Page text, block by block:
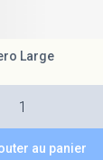
Large
au panier